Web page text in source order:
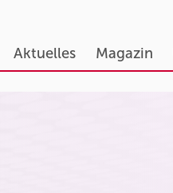
Aktuelles Magazin